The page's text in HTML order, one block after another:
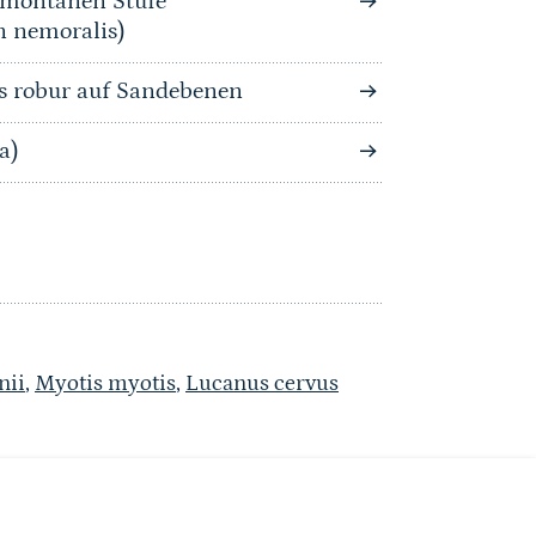
nemoralis)
robur auf Sandebenen
, Myotis myotis, Lucanus cervus